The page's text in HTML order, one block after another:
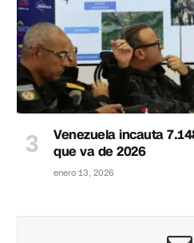
Venezuela incauta
que va de 2026
enero 13, 2026